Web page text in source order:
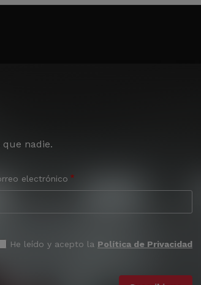
nadie.
electrónico
He leído y acepto la Política de Privacidad